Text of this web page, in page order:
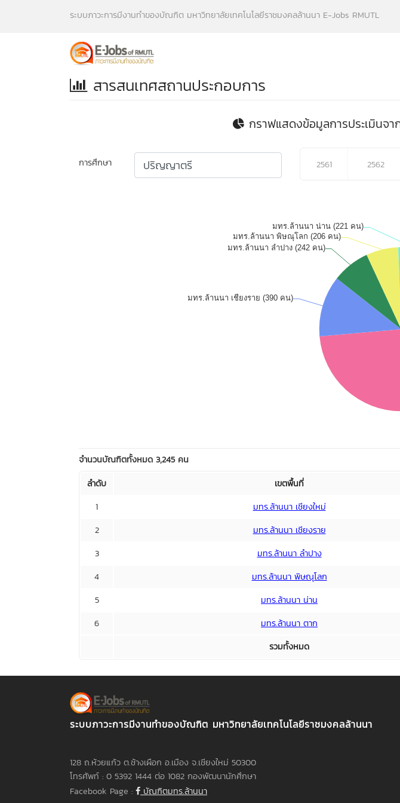
ระบบภาวะการมีงานทำของบัณฑิต มหาวิทยาลัยเทคโนโลยีราชมงคลล้านนา E-Jobs RMUTL
2. สารสนเทศแสดงสถานภาพการทำงานปัจจุบัน
3. สารสนเทศแสดงประเภทงานที่ทำ
6. สารสนเทศความพึงพอใ
สารสนเทศสถานประกอบการ
กราฟแสดงข้อมูลการประเมินจ
การศึกษา 2561 2562
จำนวนบัณฑิตทั้งหมด 3,245 คน
ลำดับ
เขตพื้นที่
1
มทร.ล้านนา เชียงใหม่
2
มทร.ล้านนา เชียงราย
3
มทร.ล้านนา ลำปาง
4
มทร.ล้านนา พิษณุโลก
5
มทร.ล้านนา น่าน
6
มทร.ล้านนา ตาก
รวมทั้งหมด
ระบบภาวะการมีงานทำของบัณฑิต มหาวิทยาลัยเทคโนโลยีราชมงคลล้านนา
128 ถ.ห้วยแก้ว ต.ช้างเผือก อ.เมือง จ.เชียงใหม่ 50300
โทรศัพท์ : 0 5392 1444 ต่อ 1082 กองพัฒนานักศึกษา
Facebook Page :
บัณฑิตมทร.ล้านนา